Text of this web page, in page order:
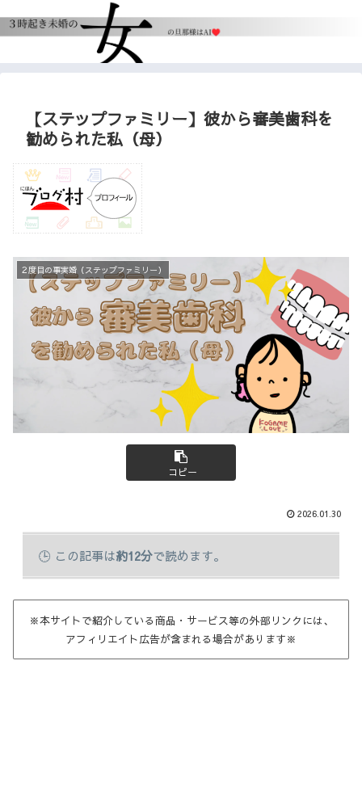
【ステップファミリー】彼から審美歯科を
勧められた私（母）
２度目の事実婚（ステップファミリー）
コピー
2026.01.30
この記事は約12分で読めます。
※本サイトで紹介している商品・サービス等の外部リンクには、
アフィリエイト広告が含まれる場合があります※